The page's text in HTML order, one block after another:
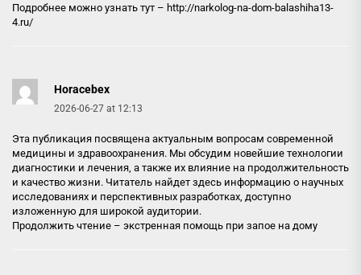
Подробнее можно узнать тут – http://narkolog-na-dom-balashiha13-
4.ru/
Horacebex
2026-06-27 at 12:13
Эта публикация посвящена актуальным вопросам современной
медицины и здравоохранения. Мы обсудим новейшие технологии
диагностики и лечения, а также их влияние на продолжительность
и качество жизни. Читатель найдет здесь информацию о научных
исследованиях и перспективных разработках, доступно
изложенную для широкой аудитории.
Продолжить чтение – экстренная помощь при запое на дому